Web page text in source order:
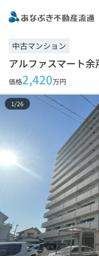
中古マンション
アルファスマート余
価格2,420万円
1 /26